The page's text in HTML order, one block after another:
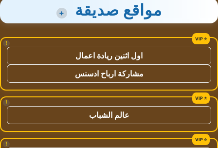
مواقع صديقة +
!
اول اثنين ريادة اعمال
مشاركة ارباح ادسنس
!
عالم الشباب
!